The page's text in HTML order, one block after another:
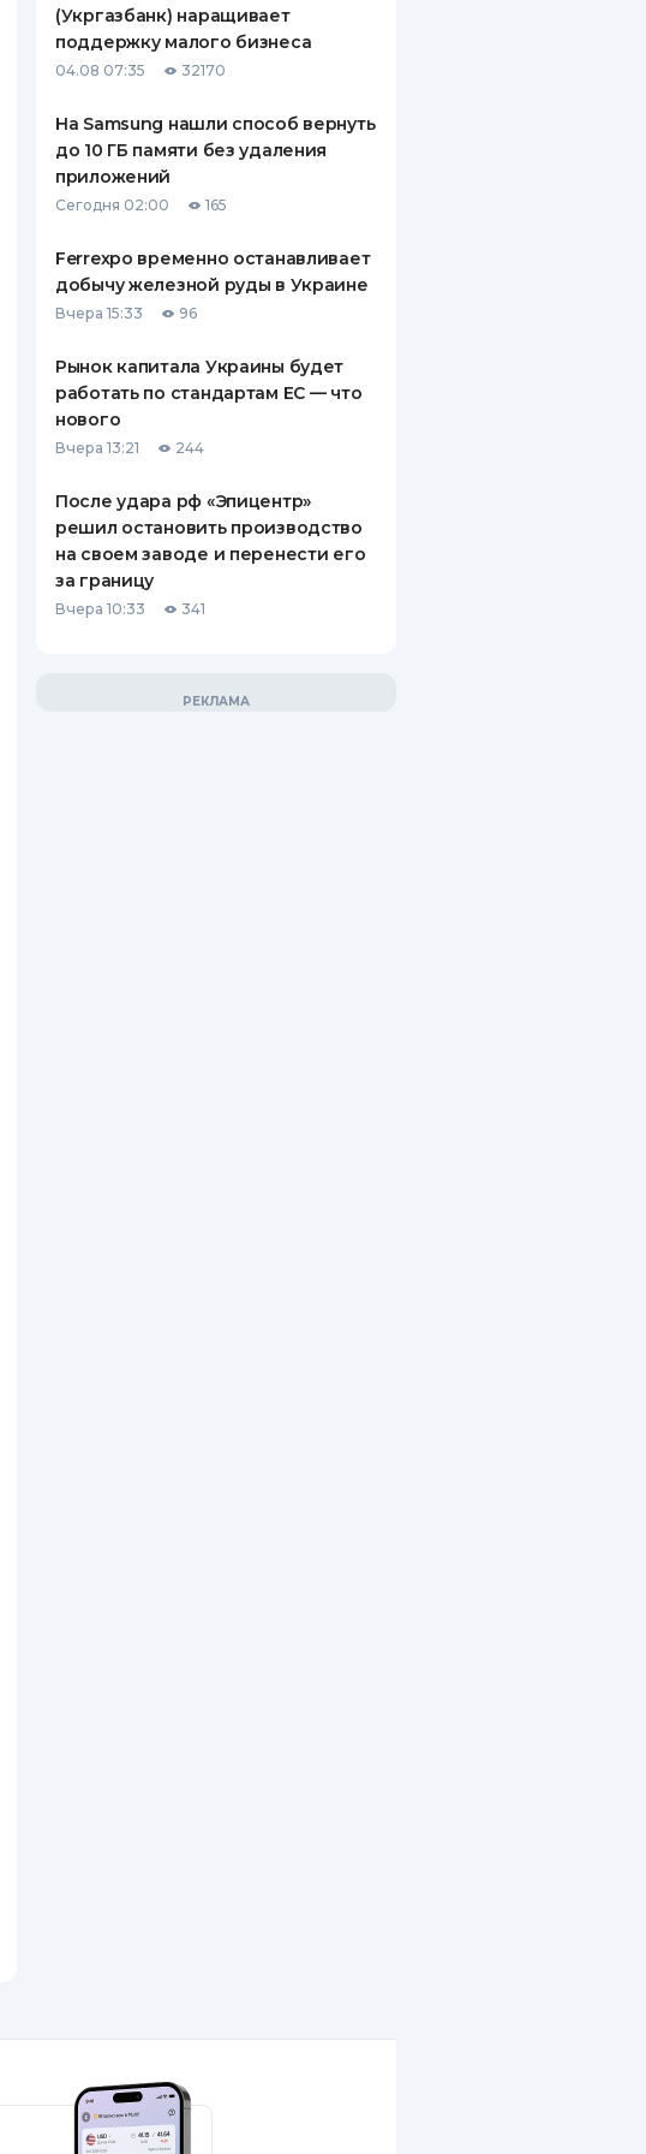
ПУТЕВОДИТЕЛИ ПО
СТРАХОВЫЕ КОМПАНИИ
ОТЗЫВЫ О СТРАХОВЫХ
ДОСТАВКА И ОПЛАТА
КОНТАКТЫ
(Укргазбанк) наращивает
поддержку малого бизнеса
04.08 07:35 32170
На Samsung нашли способ вернуть
до 10 ГБ памяти без удаления
приложений
Сегодня 02:00 165
Ferrexpo временно останавливает
добычу железной руды в Украине
Вчера 15:33 96
Рынок капитала Украины будет
работать по стандартам ЕС — что
нового
Вчера 13:21 244
После удара рф «Эпицентр»
решил остановить производство
на своем заводе и перенести его
за границу
Вчера 10:33 341